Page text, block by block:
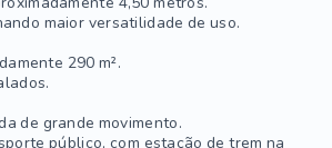
maior versatilidade de uso.
290 m².
de grande movimento.
público, com estação de trem na